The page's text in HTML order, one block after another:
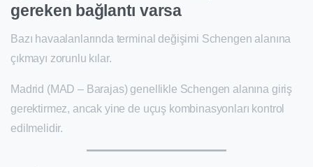
gereken bağlantı varsa
Bazı havaalanlarında terminal değişimi Schengen alanına
çıkmayı zorunlu kılar.
Madrid (MAD – Barajas) genellikle Schengen alanına giriş
gerektirmez, ancak yine de uçuş kombinasyonları kontrol
edilmelidir.